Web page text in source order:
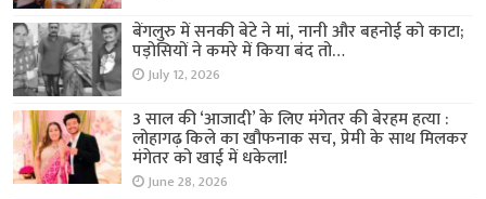
बेंगलुरु में सनकी बेटे ने मां, नानी और बहनोई को काटा;
पड़ोसियों ने कमरे में किया बंद तो…
July 12, 2026
3 साल की ‘आजादी’ के लिए मंगेतर की बेरहम हत्या :
लोहागढ़ किले का खौफनाक सच, प्रेमी के साथ मिलकर
मंगेतर को खाई में धकेला!
June 28, 2026